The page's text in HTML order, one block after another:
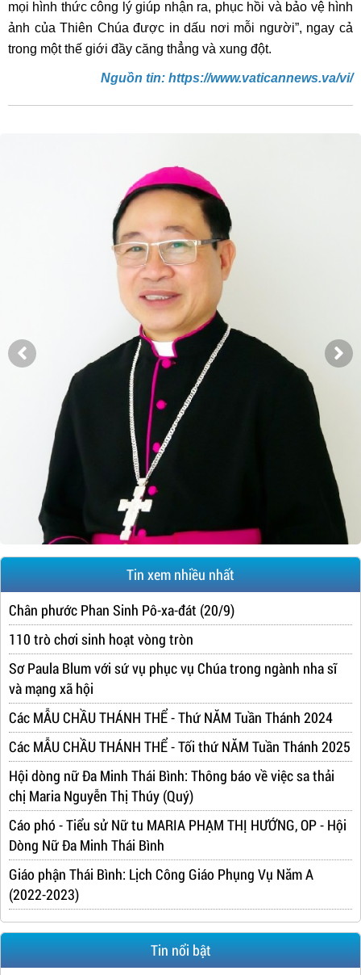
mọi hình thức công lý giúp nhận ra, phục hồi và bảo vệ hình
ảnh của Thiên Chúa được in dấu nơi mỗi người”, ngay cả
trong một thế giới đầy căng thẳng và xung đột.
Nguồn tin: https://www.vaticannews.va/vi/
Tin xem nhiều nhất
Chân phước Phan Sinh Pô-xa-đát (20/9)
110 trò chơi sinh hoạt vòng tròn
Sơ Paula Blum với sứ vụ phục vụ Chúa trong ngành nha sĩ
và mạng xã hội
Các MẪU CHẦU THÁNH THỂ - Thứ NĂM Tuần Thánh 2024
Các MẪU CHẦU THÁNH THỂ - Tối thứ NĂM Tuần Thánh 2025
Hội dòng nữ Đa Minh Thái Bình: Thông báo về việc sa thải
chị Maria Nguyễn Thị Thúy (Quý)
Cáo phó - Tiểu sử Nữ tu MARIA PHẠM THỊ HƯỚNG, OP - Hội
Dòng Nữ Đa Minh Thái Bình
Giáo phận Thái Bình: Lịch Công Giáo Phụng Vụ Năm A
(2022-2023)
Tin nổi bật